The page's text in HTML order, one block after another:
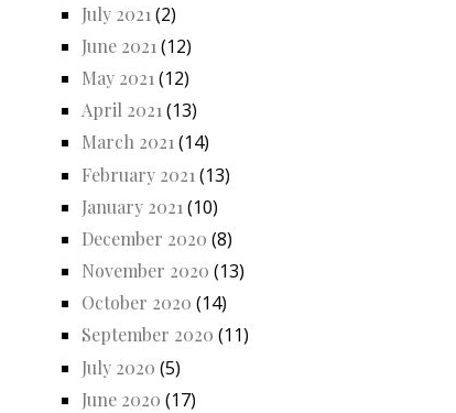
July 2021 (2)
June 2021 (12)
May 2021 (12)
April 2021 (13)
March 2021(14)
February 2021 (13)
January 2021 (10)
December 2020 (8)
November 2020 (13)
October 2020 (14)
September 2020 (11)
July 2020 (5)
June 2020 (17)